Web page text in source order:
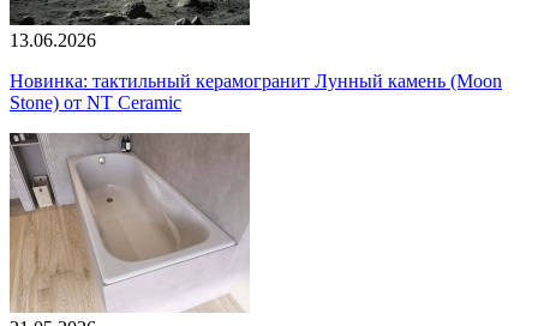
13.06.2026
Новинка: тактильный керамогранит Лунный камень (Moon
Stone) от NT Ceramic